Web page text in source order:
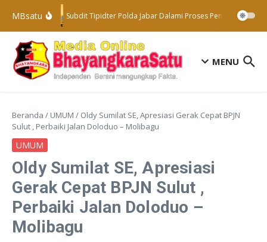
Lewati ke konten
MBsatu
Subdit Tipidter Polda Jabar Dalami Proses Penyelidikan
MENU
Beranda / UMUM / Oldy Sumilat SE, Apresiasi Gerak Cepat BPJN
Sulut , Perbaiki Jalan Doloduo – Molibagu
UMUM
Oldy Sumilat SE, Apresiasi
Gerak Cepat BPJN Sulut ,
Perbaiki Jalan Doloduo –
Molibagu